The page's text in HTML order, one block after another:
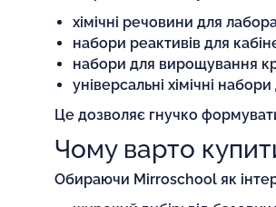
хімічні речовини для
набори реактивів для
набори для вирощування
універсальні хімічні
Це дозволяє гнучко
Чому варто
Обираючи Mirroschool як